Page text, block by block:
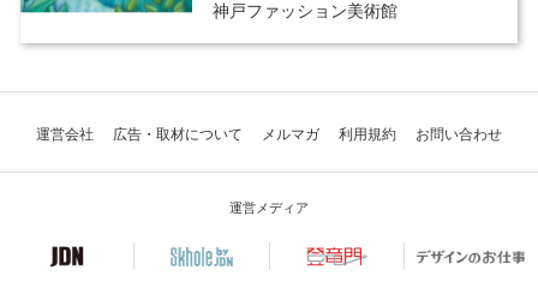
神戸ファッション美術館
運営会社 広告・取材について メルマガ 利用規約 お問い合わせ
運営メディア